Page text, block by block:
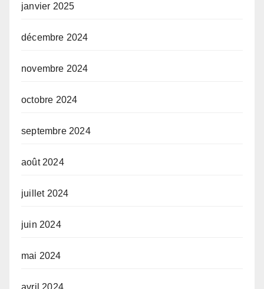
janvier 2025
décembre 2024
novembre 2024
octobre 2024
septembre 2024
août 2024
juillet 2024
juin 2024
mai 2024
avril 2024